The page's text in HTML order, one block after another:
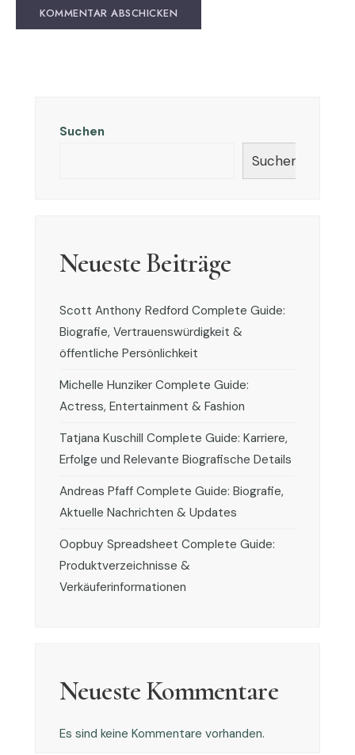
Suchen
Suchen
Neueste Beiträge
Scott Anthony Redford Complete Guide:
Biografie, Vertrauenswürdigkeit &
öffentliche Persönlichkeit
Michelle Hunziker Complete Guide:
Actress, Entertainment & Fashion
Tatjana Kuschill Complete Guide: Karriere,
Erfolge und Relevante Biografische Details
Andreas Pfaff Complete Guide: Biografie,
Aktuelle Nachrichten & Updates
Oopbuy Spreadsheet Complete Guide:
Produktverzeichnisse &
Verkäuferinformationen
Neueste Kommentare
Es sind keine Kommentare vorhanden.